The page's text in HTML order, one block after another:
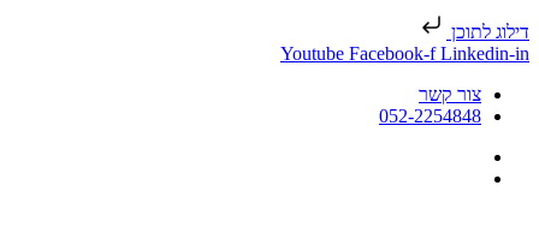
דילוג לתוכן
Youtube Facebook-f Linkedin-in
צור קשר
052-2254848